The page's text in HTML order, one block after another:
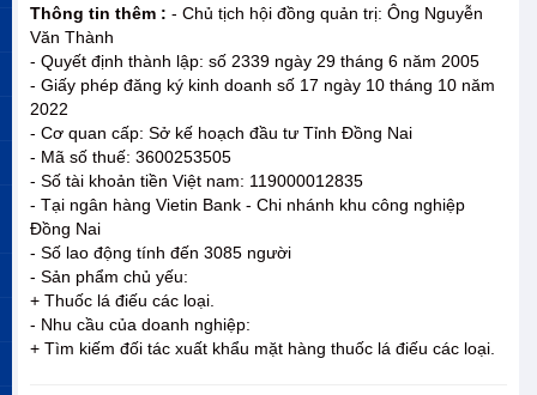
Thông tin thêm : - Chủ tịch hội đồng quản trị: Ông Nguyễn
Văn Thành
- Quyết định thành lập: số 2339 ngày 29 tháng 6 năm 2005
- Giấy phép đăng ký kinh doanh số 17 ngày 10 tháng 10 năm
2022
- Cơ quan cấp: Sở kế hoạch đầu tư Tỉnh Đồng Nai
- Mã số thuế: 3600253505
- Số tài khoản tiền Việt nam: 119000012835
- Tại ngân hàng Vietin Bank - Chi nhánh khu công nghiệp
Đồng Nai
- Số lao động tính đến 3085 người
- Sản phẩm chủ yếu:
+ Thuốc lá điếu các loại.
- Nhu cầu của doanh nghiệp:
+ Tìm kiếm đối tác xuất khẩu mặt hàng thuốc lá điếu các loại.